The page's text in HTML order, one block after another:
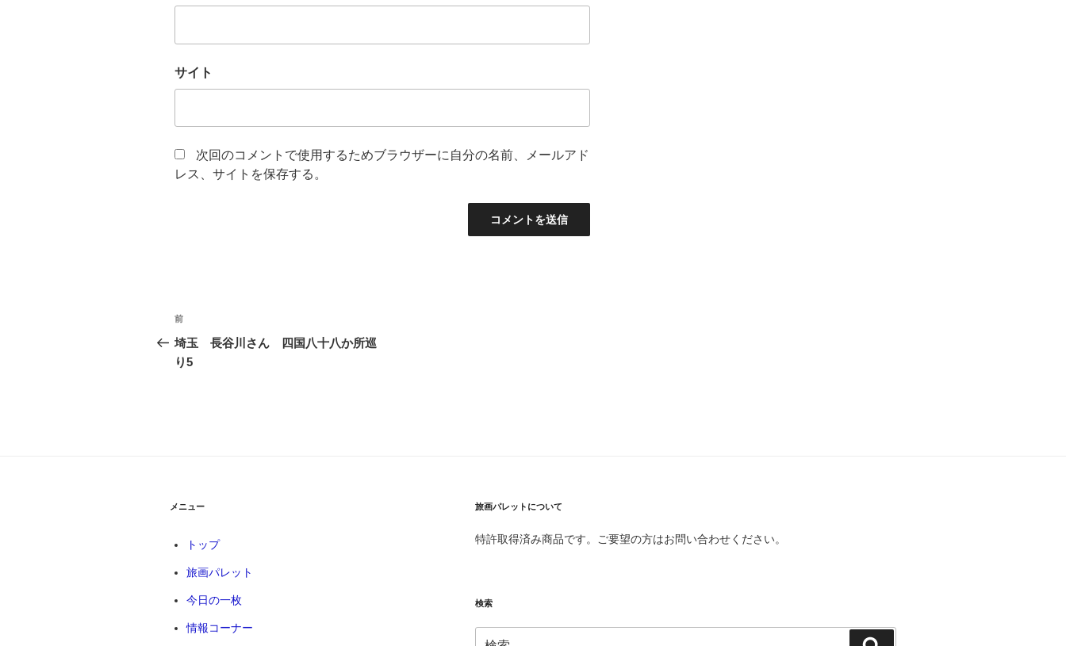
サイト
次回のコメントで使用するためブラウザーに自分の名前、メールアド
レス、サイトを保存する。
投
稿
ナ
ョ
ン
前
の
投
前
埼玉 長谷川さん 四国八十八か所巡
り5
メニュー
トップ
旅画パレット
今日の一枚
情報コーナー
旅画パレットについて
特許取得済み商品です。ご要望の方はお問い合わせください。
検索